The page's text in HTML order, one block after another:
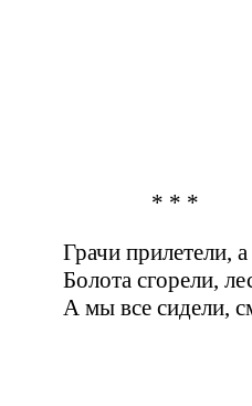
* * *
Грачи прилетели,
Болота сгорели,
А мы все сидели,